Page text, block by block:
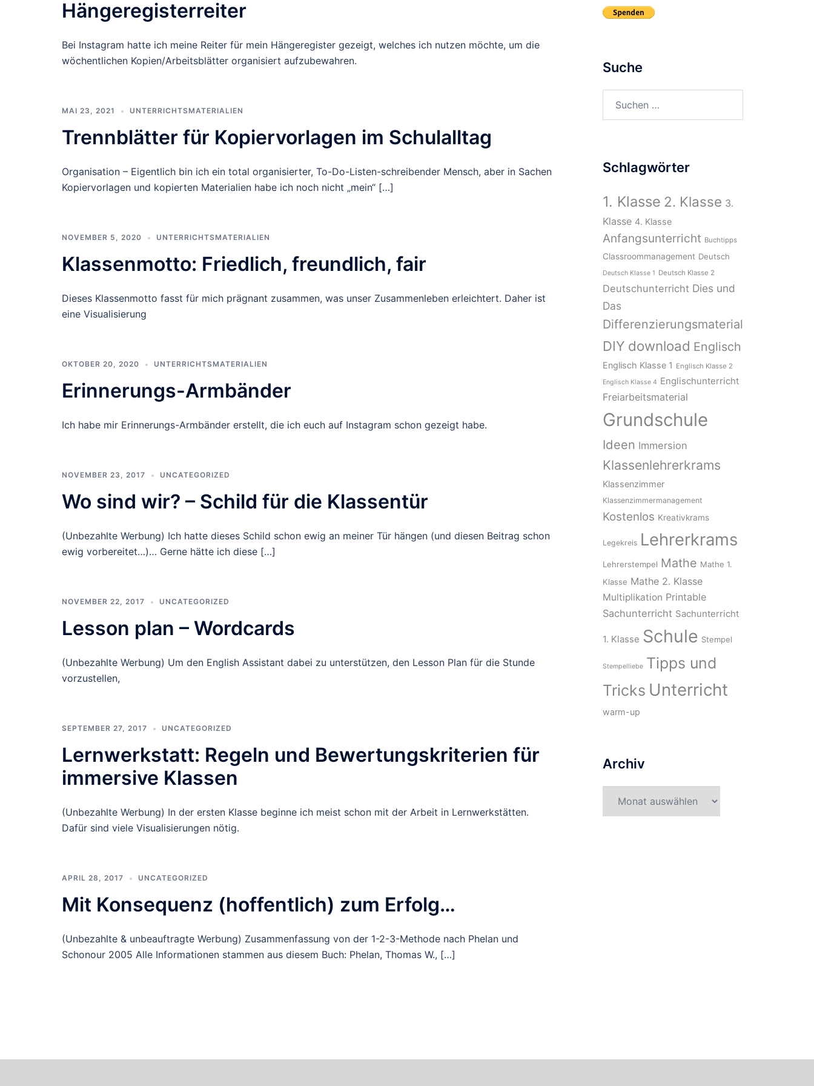
Hängeregisterreiter
Bei Instagram hatte ich meine Reiter für mein Hängeregister gezeigt, welches ich nutzen möchte, um die
wöchentlichen Kopien/Arbeitsblätter organisiert aufzubewahren.
MAI 23, 2021 UNTERRICHTSMATERIALIEN
Trennblätter für Kopiervorlagen im Schulalltag
Organisation – Eigentlich bin ich ein total organisierter, To-Do-Listen-schreibender Mensch, aber in Sachen
Kopiervorlagen und kopierten Materialien habe ich noch nicht „mein“ […]
NOVEMBER 5, 2020 UNTERRICHTSMATERIALIEN
Klassenmotto: Friedlich, freundlich, fair
Dieses Klassenmotto fasst für mich prägnant zusammen, was unser Zusammenleben erleichtert. Daher ist
eine Visualisierung
OKTOBER 20, 2020 UNTERRICHTSMATERIALIEN
Erinnerungs-Armbänder
Ich habe mir Erinnerungs-Armbänder erstellt, die ich euch auf Instagram schon gezeigt habe.
NOVEMBER 23, 2017 UNCATEGORIZED
Wo sind wir? – Schild für die Klassentür
(Unbezahlte Werbung) Ich hatte dieses Schild schon ewig an meiner Tür hängen (und diesen Beitrag schon
ewig vorbereitet…)… Gerne hätte ich diese […]
NOVEMBER 22, 2017 UNCATEGORIZED
Lesson plan – Wordcards
(Unbezahlte Werbung) Um den English Assistant dabei zu unterstützen, den Lesson Plan für die Stunde
vorzustellen,
SEPTEMBER 27, 2017 UNCATEGORIZED
Lernwerkstatt: Regeln und Bewertungskriterien für
immersive Klassen
(Unbezahlte Werbung) In der ersten Klasse beginne ich meist schon mit der Arbeit in Lernwerkstätten.
Dafür sind viele Visualisierungen nötig.
APRIL 28, 2017 UNCATEGORIZED
Mit Konsequenz (hoffentlich) zum Erfolg…
(Unbezahlte & unbeauftragte Werbung) Zusammenfassung von der 1-2-3-Methode nach Phelan und
Schonour 2005 Alle Informationen stammen aus diesem Buch: Phelan, Thomas W., […]
Suche
nach:
Schlagwörter
1. Klasse 2. Klasse 3.
Klasse 4. Klasse
Anfangsunterricht Buchtipps
Classroommanagement Deutsch
Deutsch Klasse 1 Deutsch Klasse 2
Deutschunterricht Dies und
Das
Differenzierungsmaterial
DIY download Englisch
Englisch Klasse 1 Englisch Klasse 2
Englisch Klasse 4 Englischunterricht
Freiarbeitsmaterial
Grundschule
Ideen Immersion
Klassenlehrerkrams
Klassenzimmer
Klassenzimmermanagement
Kostenlos Kreativkrams
Legekreis Lehrerkrams
Lehrerstempel Mathe Mathe 1.
Klasse Mathe 2. Klasse
Multiplikation Printable
Sachunterricht Sachunterricht
1. Klasse Schule Stempel
Stempelliebe Tipps und
Tricks Unterricht
warm-up
Archiv